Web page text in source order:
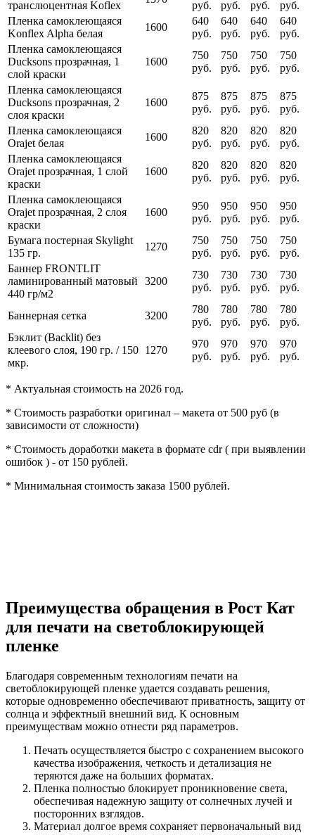
транслюцентная Koflex руб. руб. руб.
руб.
Пленка самоклеющаяся
Konflex Alpha белая
1600
640
руб.
640
руб.
640
руб.
640
руб.
Пленка самоклеющаяся
Ducksons прозрачная, 1
слой краски
1600
750
руб.
750
руб.
750
руб.
750
руб.
Пленка самоклеющаяся
Ducksons прозрачная, 2
слоя краски
1600
875
руб.
875
руб.
875
руб.
875
руб.
Пленка самоклеющаяся
Orajet белая
1600
820
руб.
820
руб.
820
руб.
820
руб.
Пленка самоклеющаяся
Orajet прозрачная, 1 слой
краски
1600
820
руб.
820
руб.
820
руб.
820
руб.
Пленка самоклеющаяся
Orajet прозрачная, 2 слоя
краски
1600
950
руб.
950
руб.
950
руб.
950
руб.
Бумага постерная Skylight
135 гр.
1270
750
руб.
750
руб.
750
руб.
750
руб.
Баннер FRONTLIT
ламинированный матовый
440 гр/м2
3200
730
руб.
730
руб.
730
руб.
730
руб.
Баннерная сетка 3200
780
руб.
780
руб.
780
руб.
780
руб.
Бэклит (Backlit) без
клеевого слоя, 190 гр. / 150
мкр.
1270
970
руб.
970
руб.
970
руб.
970
руб.
* Актуальная стоимость на 2026 год.
* Стоимость разработки оригинал – макета от 500 руб (в
зависимости от сложности)
* Стоимость доработки макета в формате cdr ( при выявлении
ошибок ) - от 150 рублей.
* Минимальная стоимость заказа 1500 рублей.
Преимущества обращения в Рост Кат
для печати на светоблокирующей
пленке
Благодаря современным технологиям печати на
светоблокирующей пленке удается создавать решения,
которые одновременно обеспечивают приватность, защиту от
солнца и эффектный внешний вид. К основным
преимуществам можно отнести ряд параметров.
Печать осуществляется быстро с сохранением высокого
качества изображения, четкость и детализация не
теряются даже на больших форматах.
Пленка полностью блокирует проникновение света,
обеспечивая надежную защиту от солнечных лучей и
посторонних взглядов.
Материал долгое время сохраняет первоначальный вид